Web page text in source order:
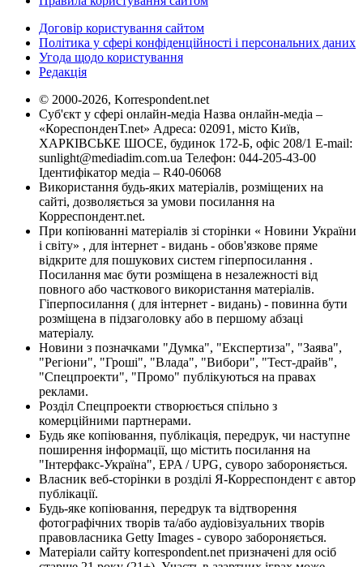
Договір користування сайтом
Політика у сфері конфіденційності і персональних даних
Угода щодо користування
Редакція
© 2000-2026, Korrespondent.net
Суб'єкт у сфері онлайн-медіа Назва онлайн-медіа –
«КореспонденТ.net» Адреса: 02091, місто Київ,
ХАРКІВСЬКЕ ШОСЕ, будинок 172-Б, офіс 208/1 E-mail:
sunlight@mediadim.com.ua Телефон: 044-205-43-00
Ідентифікатор медіа – R40-06068
Використання будь-яких матеріалів, розміщених на
сайті, дозволяється за умови посилання на
Корреспондент.net.
При копіюванні матеріалів зі сторінки « Новини України
і світу» , для інтернет - видань - обов'язкове пряме
відкрите для пошукових систем гіперпосилання .
Посилання має бути розміщена в незалежності від
повного або часткового використання матеріалів.
Гіперпосилання ( для інтернет - видань) - повинна бути
розміщена в підзаголовку або в першому абзаці
матеріалу.
Новини з позначками "Думка", "Експертиза", "Заява",
"Регіони", "Гроші", "Влада", "Вибори", "Тест-драйв",
"Спецпроекти", "Промо" публікуються на правах
реклами.
Розділ Спецпроекти створюється спільно з
комерційними партнерами.
Будь яке копіювання, публікація, передрук, чи наступне
поширення інформації, що містить посилання на
"Інтерфакс-Україна", EPA / UPG, суворо забороняється.
Власник веб-сторінки в розділі Я-Корреспондент є автор
публікації.
Будь-яке копіювання, передрук та відтворення
фотографічних творів та/або аудіовізуальних творів
правовласника Getty Images - суворо забороняється.
Матеріали сайту korrespondent.net призначені для осіб